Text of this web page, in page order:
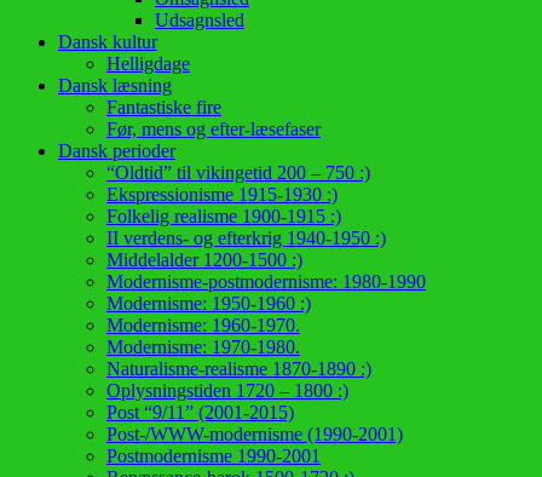
Udsagnsled
Dansk kultur
Helligdage
Dansk læsning
Fantastiske fire
Før, mens og efter-læsefaser
Dansk perioder
“Oldtid” til vikingetid 200 – 750 :)
Ekspressionisme 1915-1930 :)
Folkelig realisme 1900-1915 :)
II verdens- og efterkrig 1940-1950 :)
Middelalder 1200-1500 :)
Modernisme-postmodernisme: 1980-1990
Modernisme: 1950-1960 :)
Modernisme: 1960-1970.
Modernisme: 1970-1980.
Naturalisme-realisme 1870-1890 :)
Oplysningstiden 1720 – 1800 :)
Post “9/11” (2001-2015)
Post-/WWW-modernisme (1990-2001)
Postmodernisme 1990-2001